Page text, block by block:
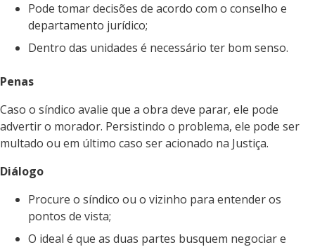
Pode tomar decisões de acordo com o conselho e
departamento jurídico;
Dentro das unidades é necessário ter bom senso.
Penas
Caso o síndico avalie que a obra deve parar, ele pode
advertir o morador. Persistindo o problema, ele pode ser
multado ou em último caso ser acionado na Justiça.
Diálogo
Procure o síndico ou o vizinho para entender os
pontos de vista;
O ideal é que as duas partes busquem negociar e